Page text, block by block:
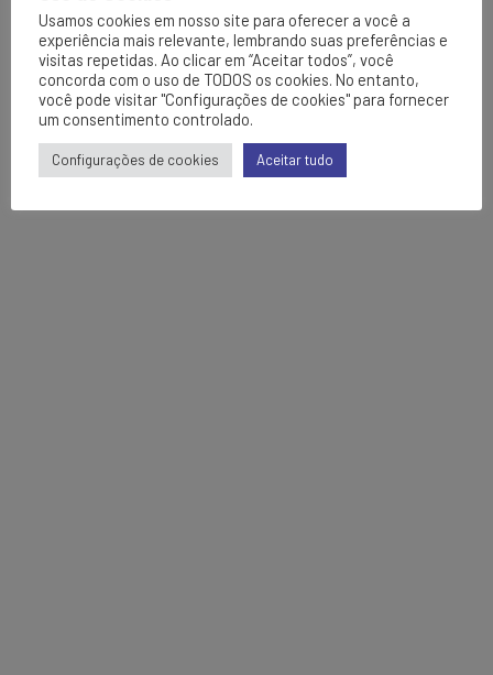
Usamos cookies em nosso site para oferecer a você a
experiência mais relevante, lembrando suas preferências e
visitas repetidas. Ao clicar em “Aceitar todos”, você
concorda com o uso de TODOS os cookies. No entanto,
você pode visitar "Configurações de cookies" para fornecer
um consentimento controlado.
Configurações de cookies Aceitar tudo